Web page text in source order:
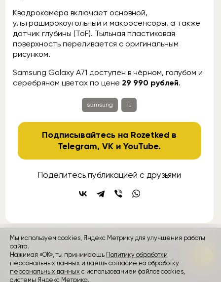
Квадрокамера включает основной,
ультраширокоугольный и макросенсоры, а также
датчик глубины (ToF). Тыльная пластиковая
поверхность переливается с оригинальным
рисунком.
Samsung Galaxy A71 доступен в чёрном, голубом и
серебряном цветах по цене 29 990 рублей.
samsung ru
Подписывайтесь на Rozetked в
Telegram,VK иYouTube.
Поделитесь публикацией с друзьями
контакты
Rozetked © 2026
Пользовательское соглашение
Мы используем cookies, Яндекс Метрику для улучшения работы
сайта.
Нажимая «ОК», ты принимаешь Политику обработки
персональных данных и даешь согласие на обработку
персональных данных с использованием файлов cookies,
системы Яндекс Метрика.